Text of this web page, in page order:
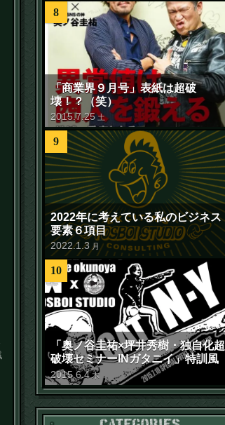
8
「商業界９月号」表紙は超破
壊！？（笑）
2015.7.25 土
9
2022年に考えている私のビジネス
要素６項目
2022.1 .3 月
10
「奥ノ谷圭祐×坪井秀樹・独自化超
破壊セミナーINガタニイ」特訓風
景動画（苦笑）
2015.6.4 木